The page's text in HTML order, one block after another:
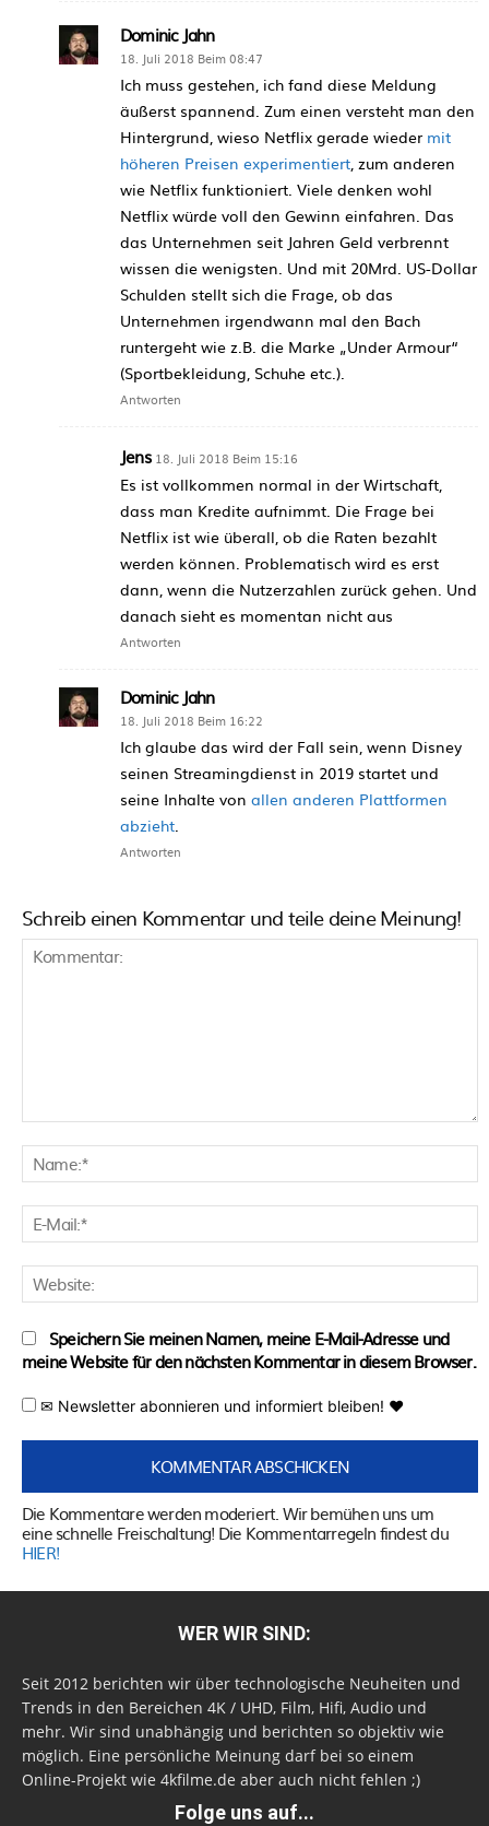
Dominic Jahn
18. Juli 2018 Beim 08:47
Ich muss gestehen, ich fand diese Meldung
äußerst spannend. Zum einen versteht man den
Hintergrund, wieso Netflix gerade wieder mit
höheren Preisen experimentiert , zum anderen
wie Netflix funktioniert. Viele denken wohl
Netflix würde voll den Gewinn einfahren. Das
das Unternehmen seit Jahren Geld verbrennt
wissen die wenigsten. Und mit 20Mrd. US-Dollar
Schulden stellt sich die Frage, ob das
Unternehmen irgendwann mal den Bach
runtergeht wie z.B. die Marke „Under Armour“
(Sportbekleidung, Schuhe etc.).
Antworten
Jens 18. Juli 2018 Beim 15:16
Es ist vollkommen normal in der Wirtschaft,
dass man Kredite aufnimmt. Die Frage bei
Netflix ist wie überall, ob die Raten bezahlt
werden können. Problematisch wird es erst
dann, wenn die Nutzerzahlen zurück gehen. Und
danach sieht es momentan nicht aus
Antworten
Dominic Jahn
18. Juli 2018 Beim 16:22
Ich glaube das wird der Fall sein, wenn Disney
seinen Streamingdienst in 2019 startet und
seine Inhalte von allen anderen Plattformen
abzieht
Antworten
Schreib einen Kommentar und teile deine Meinung!
Speichern Sie meinen Namen, meine E-Mail-Adresse und
meine Website für den nächsten Kommentar in diesem Browser.
✉ Newsletter abonnieren und informiert bleiben! ♥
Die Kommentare werden moderiert. Wir bemühen uns um
eine schnelle Freischaltung! Die Kommentarregeln findest du
HIER!
WER WIR SIND:
Seit 2012 berichten wir über technologische Neuheiten und
Trends in den Bereichen 4K / UHD, Film, Hifi, Audio und
mehr. Wir sind unabhängig und berichten so objektiv wie
möglich. Eine persönliche Meinung darf bei so einem
Online-Projekt wie 4kfilme.de aber auch nicht fehlen ;)
Folge uns auf...